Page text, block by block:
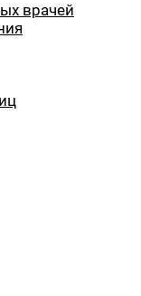
врачей